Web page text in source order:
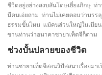
ชีวิตอยู่อย่างสงบสันโดษเยี่ยงภิกษุ ท่
มีคนเอ่ยถาม ท่านไม่เคยตอบว่าบร
ธรรมขั้นไหน แม้คนส่วนใหญ่ในเมีย
ขานท่านว่าอนาคาซายาเท็ตจีก็ตาม
ช่วงบั้นปลายของชีวิต
ท่านซายาเท็ตจีสอนวิปัสสนาเรื่อยม